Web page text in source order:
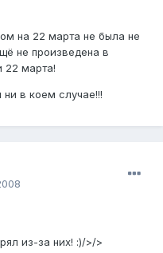
на 22 марта не была не
не произведена в
22 марта!
ни в коем случае!!!
из-за них! :)/>/>